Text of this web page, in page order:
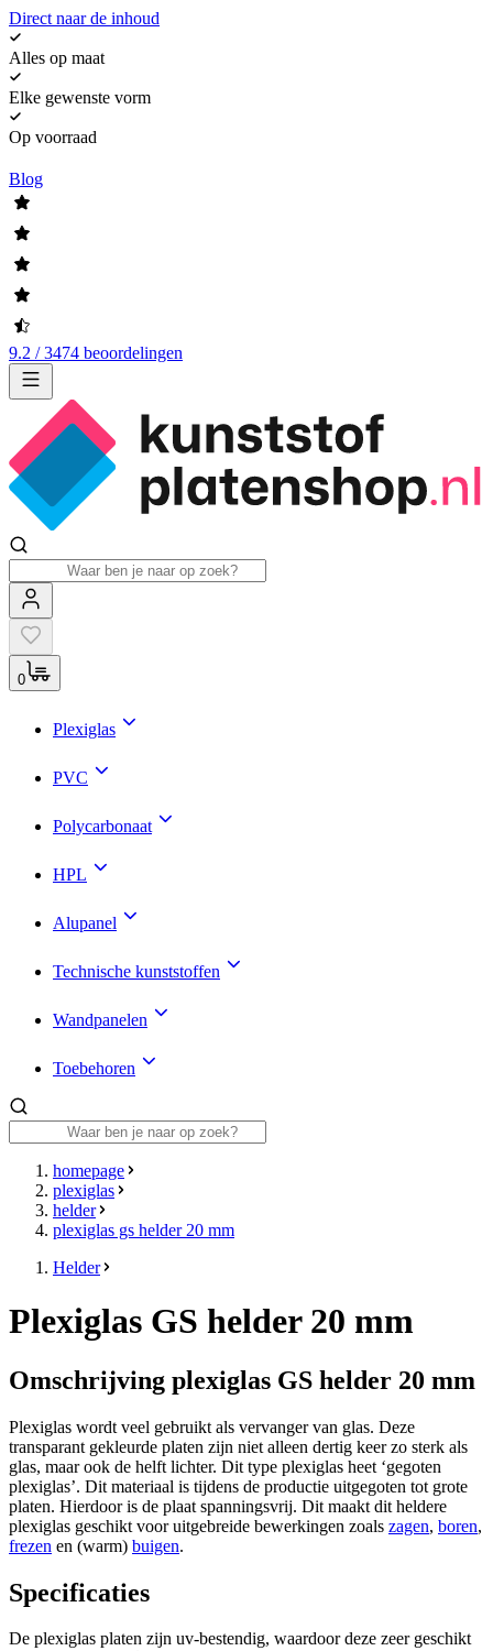
Direct naar de inhoud
Alles op maat
Elke gewenste vorm
Op voorraad
Blog
9.2 / 3474 beoordelingen
0
Plexiglas
PVC
Polycarbonaat
HPL
Alupanel
Technische kunststoffen
Wandpanelen
Toebehoren
homepage
plexiglas
helder
plexiglas gs helder 20 mm
Helder
Plexiglas GS helder 20 mm
Omschrijving plexiglas GS helder 20 mm
Plexiglas wordt veel gebruikt als vervanger van glas. Deze
transparant gekleurde platen zijn niet alleen dertig keer zo sterk als
glas, maar ook de helft lichter. Dit type plexiglas heet ‘gegoten
plexiglas’. Dit materiaal is tijdens de productie uitgegoten tot grote
platen. Hierdoor is de plaat spanningsvrij. Dit maakt dit heldere
plexiglas geschikt voor uitgebreide bewerkingen zoals zagen, boren,
frezen en (warm) buigen.
Specificaties
De plexiglas platen zijn uv-bestendig, waardoor deze zeer geschikt